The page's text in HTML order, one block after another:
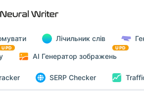
Лічильник слів
UPD
AI Генератор зображень
UPD
SERP Checker